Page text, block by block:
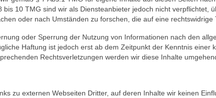
bis 10 TMG sind wir als Diensteanbieter jedoch nicht verpflichtet,
oder nach Umständen zu forschen, die auf eine rechtswidrige
oder Sperrung der Nutzung von Informationen nach den
Haftung ist jedoch erst ab dem Zeitpunkt der Kenntnis einer
Rechtsverletzungen werden wir diese Inhalte
zu externen Webseiten Dritter, auf deren Inhalte wir keinen